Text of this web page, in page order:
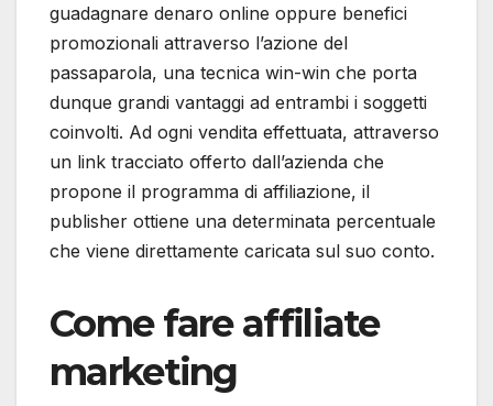
guadagnare denaro online oppure benefici
promozionali attraverso l’azione del
passaparola, una tecnica win-win che porta
dunque grandi vantaggi ad entrambi i soggetti
coinvolti. Ad ogni vendita effettuata, attraverso
un link tracciato offerto dall’azienda che
propone il programma di affiliazione, il
publisher ottiene una determinata percentuale
che viene direttamente caricata sul suo conto.
Come fare affiliate
marketing